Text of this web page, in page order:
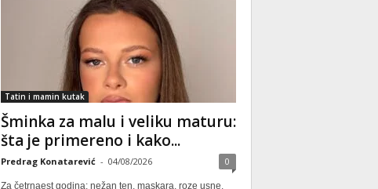
Tatin i mamin kutak
Šminka za malu i veliku maturu:
šta je primereno i kako...
Predrag Konatarević - 04/08/2026 0
Za četrnaest godina: nežan ten, maskara, roze usne.